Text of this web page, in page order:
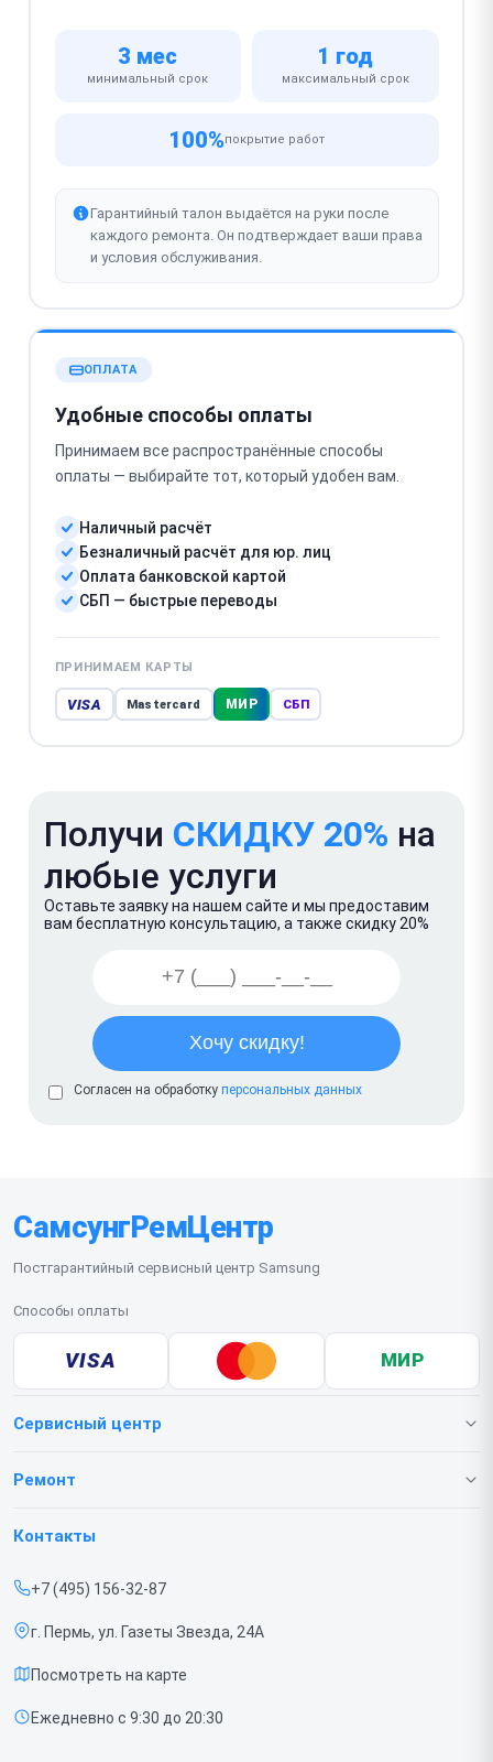
3 мес
минимальный срок
1 год
максимальный срок
100%покрытие работ
Гарантийный талон выдаётся на руки после
каждого ремонта. Он подтверждает ваши права
и условия обслуживания.
ОПЛАТА
Удобные способы оплаты
Принимаем все распространённые способы
оплаты — выбирайте тот, который удобен вам.
Наличный расчёт
Безналичный расчёт для юр. лиц
Оплата банковской картой
СБП — быстрые переводы
ПРИНИМАЕМ КАРТЫ
VISA Mastercard МИР СБП
Получи СКИДКУ 20% на
любые услуги
Оставьте заявку на нашем сайте и мы предоставим
вам бесплатную консультацию, а также скидку 20%
Согласен на обработку персональных данных
СамсунгРемЦентр
Постгарантийный сервисный центр Samsung
Способы оплаты
VISA МИР
Сервисный центр
О нашем сервисе
Срочный ремонт
Доставка и способы оплаты
Диагностика
Контакты
Ремонт
Телефонов
Контакты
+7 (495) 156-32-87
г. Пермь, ул. Газеты Звезда, 24А
Посмотреть на карте
Ежедневно с 9:30 до 20:30